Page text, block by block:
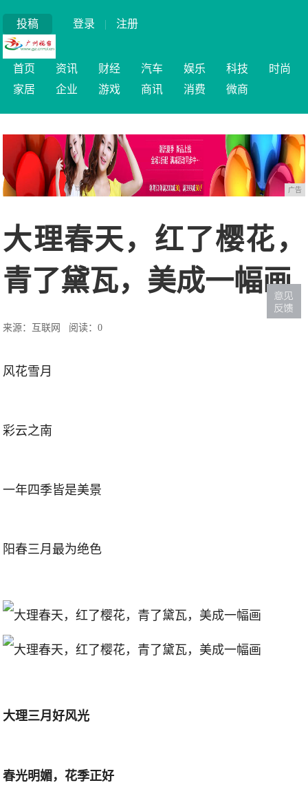
投稿 登录 | 注册
首页 资讯 财经 汽车 娱乐 科技
时尚
家居
企业 游戏 商讯 消费 微商
广告
大理春天，红了樱花，
青了黛瓦，美成一幅画
来源：互联网 阅读：0
风花雪月
彩云之南
一年四季皆是美景
阳春三月最为绝色
大理三月好风光
春光明媚，花季正好